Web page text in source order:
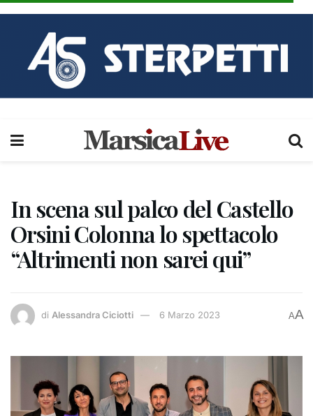
In scena sul palco del Castello
Orsini Colonna lo spettacolo
“Altrimenti non sarei qui”
di Alessandra Ciciotti 6 Marzo 2023 AA